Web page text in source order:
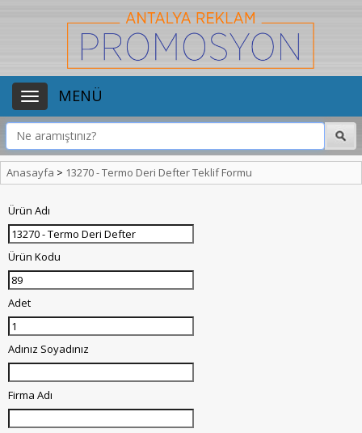
MENÜ
Anasayfa > 13270 - Termo Deri Defter Teklif Formu
Ürün Adı
Ürün Kodu
Adet
Adınız Soyadınız
Firma Adı